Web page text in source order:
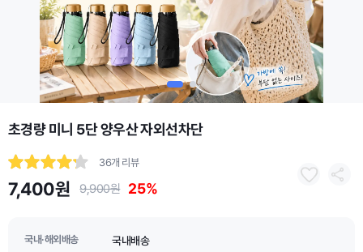
초경량 미니 5단 양우산 자외선차단
36개 리뷰
7,400원 9,900원 25%
국내·해외배송 국내배송